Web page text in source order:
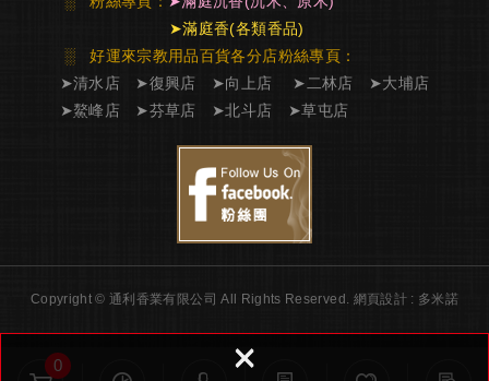
×
➤滿庭香(各類香品)
░ 好運來宗教用品百貨各分店粉絲專頁：
➤清水店 ➤復興店 ➤向上店 ➤二林店 ➤大埔店
➤鰲峰店 ➤芬草店 ➤北斗店 ➤草屯店
Copyright © 通利香業有限公司 All Rights Reserved. 網頁設計 : 多米諾
0